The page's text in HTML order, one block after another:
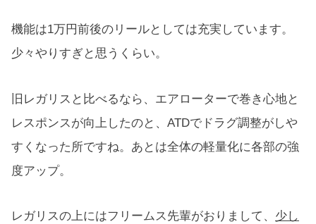
機能は1万円前後のリールとしては充実しています。
少々やりすぎと思うくらい。
旧レガリスと比べるなら、エアローターで巻き心地と
レスポンスが向上したのと、ATDでドラグ調整がしや
すくなった所ですね。あとは全体の軽量化に各部の強
度アップ。
レガリスの上にはフリームス先輩がおりまして、 少し